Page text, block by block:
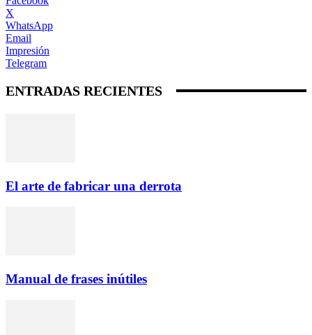
X
WhatsApp
Email
Impresión
Telegram
ENTRADAS RECIENTES
El arte de fabricar una derrota
Manual de frases inútiles